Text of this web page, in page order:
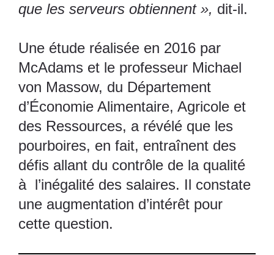
que les serveurs obtiennent », dit-il.
Une étude réalisée en 2016 par
McAdams et le professeur Michael
von Massow, du Département
d’Économie Alimentaire, Agricole et
des Ressources, a révélé que les
pourboires, en fait, entraînent des
défis allant du contrôle de la qualité
à l’inégalité des salaires. Il constate
une augmentation d’intérêt pour
cette question.